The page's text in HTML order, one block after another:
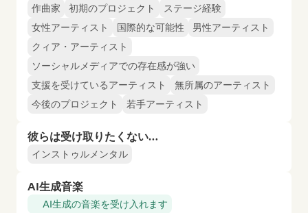
作曲家
初期のプロジェクト
ステージ経験
女性アーティスト
国際的な可能性
男性アーティスト
クィア・アーティスト
ソーシャルメディアでの存在感が強い
支援を受けているアーティスト
無所属のアーティスト
今後のプロジェクト
若手アーティスト
彼らは受け取りたくない…
インストゥルメンタル
AI生成音楽
AI生成の音楽を受け入れます